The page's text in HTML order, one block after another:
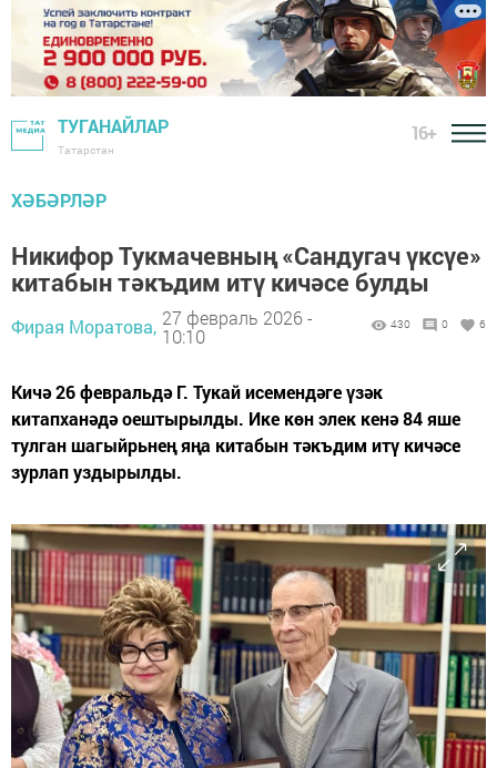
ТУГАНАЙЛАР
Татарстан
16+
ХӘБӘРЛӘР
Никифор Тукмачевның «Сандугач үксүе»
китабын тәкъдим итү кичәсе булды
Фирая Моратова, 27 февраль 2026 -
10:10
430 0 6
Кичә 26 февральдә Г. Тукай исемендәге үзәк
китапханәдә оештырылды. Ике көн элек кенә 84 яше
тулган шагыйрьнең яңа китабын тәкъдим итү кичәсе
зурлап уздырылды.